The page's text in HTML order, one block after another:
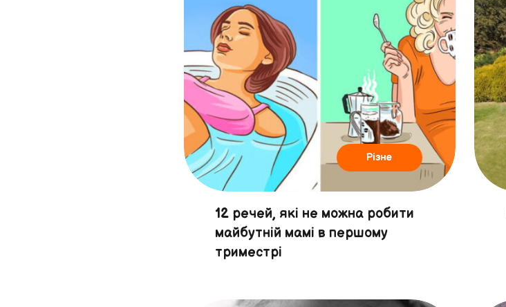
Різне
12 речей, які не можна робити
майбутній мамі в першому
триместрі